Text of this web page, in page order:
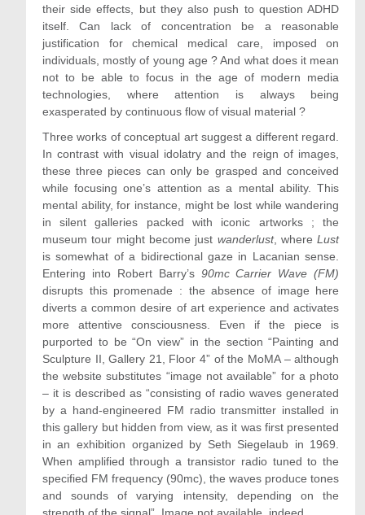
their side effects, but they also push to question ADHD
itself. Can lack of concentration be a reasonable
justification for chemical medical care, imposed on
individuals, mostly of young age ? And what does it mean
not to be able to focus in the age of modern media
technologies, where attention is always being
exasperated by continuous flow of visual material ?
Three works of conceptual art suggest a different regard.
In contrast with visual idolatry and the reign of images,
these three pieces can only be grasped and conceived
while focusing one’s attention as a mental ability. This
mental ability, for instance, might be lost while wandering
in silent galleries packed with iconic artworks ; the
museum tour might become just wanderlust, whereLust
is somewhat of a bidirectional gaze in Lacanian sense.
Entering into Robert Barry’s 90mc Carrier Wave (FM)
disrupts this promenade : the absence of image here
diverts a common desire of art experience and activates
more attentive consciousness. Even if the piece is
purported to be “On view” in the section “Painting and
Sculpture II, Gallery 21, Floor 4” of the MoMA – although
the website substitutes “image not available” for a photo
– it is described as “consisting of radio waves generated
by a hand-engineered FM radio transmitter installed in
this gallery but hidden from view, as it was first presented
in an exhibition organized by Seth Siegelaub in 1969.
When amplified through a transistor radio tuned to the
specified FM frequency (90mc), the waves produce tones
and sounds of varying intensity, depending on the
strength of the signal”. Image not available, indeed.